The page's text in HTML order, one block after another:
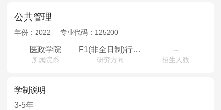
公共管理
年份： 2022 专业代码： 125200
医政学院
所属院系
F1(非全日制)行政管理F2(非全日制)医院管理F3(非全日制)社会保障F4(非全日制)公共政策研究F5(非全日制)教育经济与管理
研究方向
--
招生人数
学制说明
3-5年